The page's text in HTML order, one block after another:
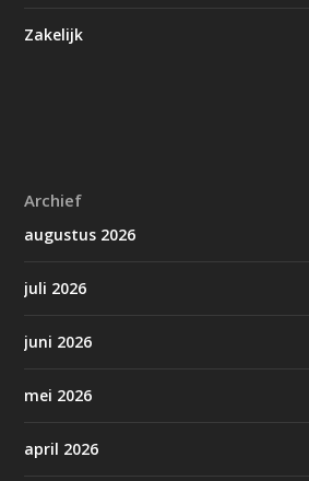
Zakelijk
Archief
augustus 2026
juli 2026
juni 2026
mei 2026
april 2026